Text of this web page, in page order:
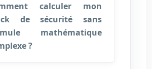
calculer mon
de sécurité sans
mathématique
?